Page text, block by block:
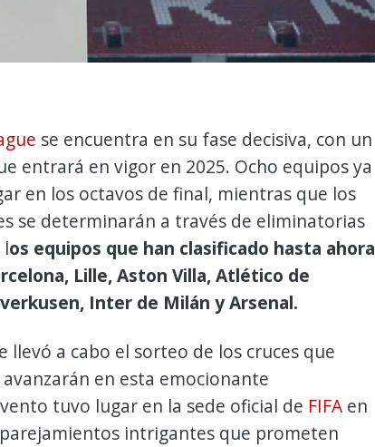
se encuentra en su fase decisiva, con un
entrará en vigor en 2025. Ocho equipos ya
en los octavos de final, mientras que los
se determinarán a través de eliminatorias
los equipos que han clasificado hasta ahora
Lille, Aston Villa, Atlético de
Inter de Milán y Arsenal.
llevó a cabo el sorteo de los cruces que
en esta emocionante
tuvo lugar en la sede oficial de FIFA en
intrigantes que prometen